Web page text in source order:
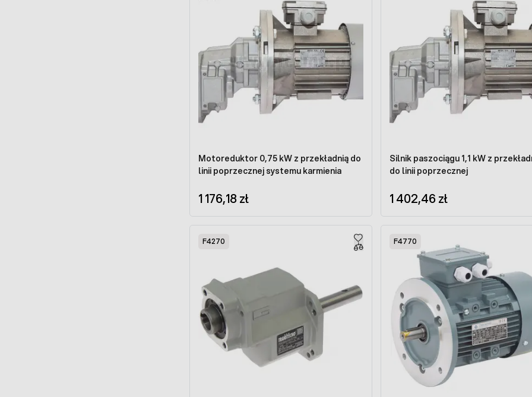
Motoreduktor 0,75 kW z przekładnią do
linii poprzecznej systemu karmienia
1 176,18 zł
Silnik paszociągu 1,1 kW z
do linii poprzecznej
1 402,46 zł
F4270 F4770